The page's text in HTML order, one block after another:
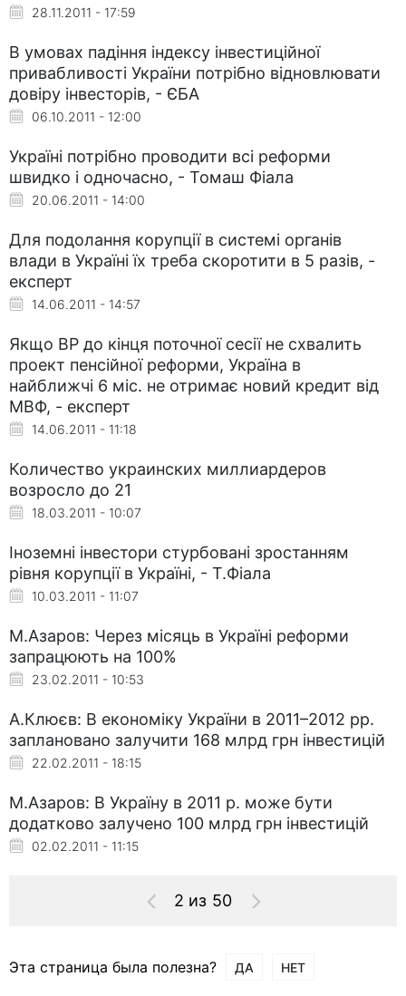
28.11.2011 - 17:59
В умовах падіння індексу інвестиційної
привабливості України потрібно відновлювати
довіру інвесторів, - ЄБА
06.10.2011 - 12:00
Україні потрібно проводити всі реформи
швидко і одночасно, - Томаш Фіала
20.06.2011 - 14:00
Для подолання корупції в системі органів
влади в Україні їх треба скоротити в 5 разів, -
експерт
14.06.2011 - 14:57
Якщо ВР до кінця поточної сесії не схвалить
проект пенсійної реформи, Україна в
найближчі 6 міс. не отримає новий кредит від
МВФ, - експерт
14.06.2011 - 11:18
Количество украинских миллиардеров
возросло до 21
18.03.2011 - 10:07
Іноземні інвестори стурбовані зростанням
рівня корупції в Україні, - Т.Фіала
10.03.2011 - 11:07
М.Азаров: Через місяць в Україні реформи
запрацюють на 100%
23.02.2011 - 10:53
А.Клюєв: В економіку України в 2011–2012 рр.
заплановано залучити 168 млрд грн інвестицій
22.02.2011 - 18:15
М.Азаров: В Україну в 2011 р. може бути
додатково залучено 100 млрд грн інвестицій
02.02.2011 - 11:15
2 из 50
Эта страница была полезна? ДА НЕТ